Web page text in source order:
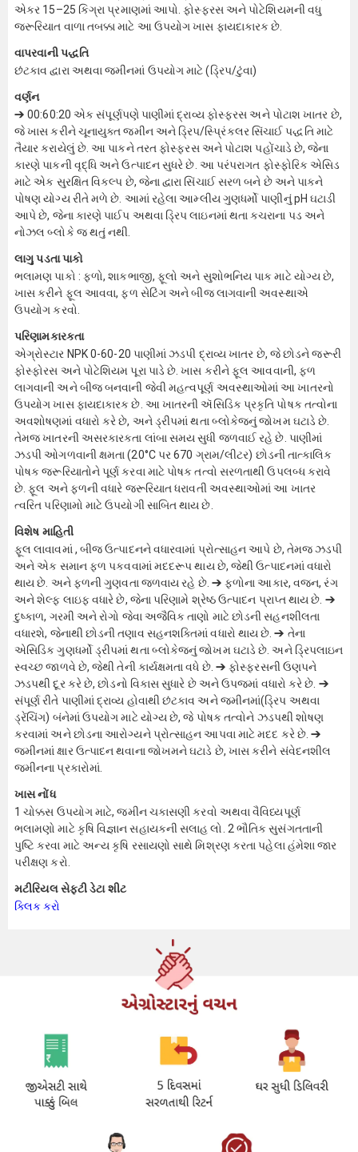
એકર 15–25 કિગ્રા પ્રમાણમાં આપો. ફોસ્ફરસ અને પોટેશિયમની વધુ
જરૂરિયાત વાળા તબક્કા માટે આ ઉપયોગ ખાસ ફાયદાકારક છે.
વાપરવાની પદ્ધતિ
છંટકાવ દ્વારા અથવા જમીનમાં ઉપયોગ માટે (ડ્રિપ/ટુંવા)
વર્ણન
➔ 00:60:20 એક સંપૂર્ણપણે પાણીમાં દ્રાવ્ય ફોસ્ફરસ અને પોટાશ ખાતર છે,
જે ખાસ કરીને ચૂનાયુક્ત જમીન અને ડ્રિપ/સ્પ્રિંકલર સિંચાઈ પદ્ધતિ માટે
તૈયાર કરાયેલું છે. આ પાકને તરત ફોસ્ફરસ અને પોટાશ પહોંચાડે છે, જેના
કારણે પાકની વૃદ્ધિ અને ઉત્પાદન સુધરે છે. આ પરંપરાગત ફોસ્ફોરિક એસિડ
માટે એક સુરક્ષિત વિકલ્પ છે, જેના દ્વારા સિંચાઈ સરળ બને છે અને પાકને
પોષણ યોગ્ય રીતે મળે છે. આમાં રહેલા આમ્લીય ગુણધર્મો પાણીનું pH ઘટાડી
આપે છે, જેના કારણે પાઈપ અથવા ડ્રિપ લાઇનમાં થતા કચરાના પડ અને
નોઝલ બ્લોકે જ થતું નથી.
લાગુ પડતા પાકો
ભલામણ પાકો : ફળો, શાકભાજી, ફૂલો અને સુશોભનિય પાક માટે યોગ્ય છે,
ખાસ કરીને ફૂલ આવવા, ફળ સેટિંગ અને બીજ લાગવાની અવસ્થાએ
ઉપયોગ કરવો.
પરિણામકારકતા
એગ્રોસ્ટાર NPK 0-60-20 પાણીમાં ઝડપી દ્રાવ્ય ખાતર છે, જે છોડને જરૂરી
ફોસ્ફોરસ અને પોટેશિયમ પૂરા પાડે છે. ખાસ કરીને ફૂલ આવવાની, ફળ
લાગવાની અને બીજ બનવાની જેવી મહત્વપૂર્ણ અવસ્થાઓમાં આ ખાતરનો
ઉપયોગ ખાસ ફાયદાકારક છે. આ ખાતરની ઍસિડિક પ્રકૃતિ પોષક તત્વોના
અવશોષણમાં વધારો કરે છે, અને ડ્રીપમાં થતા બ્લોકેજનું જોખમ ઘટાડે છે.
તેમજ ખાતરની અસરકારકતા લાંબા સમય સુધી જળવાઈ રહે છે. પાણીમાં
ઝડપી ઓગળવાની ક્ષમતા (20°C પર 670 ગ્રામ/લીટર) છોડની તાત્કાલિક
પોષક જરૂરિયાતોને પૂર્ણ કરવા માટે પોષક તત્વો સરળતાથી ઉપલબ્ધ કરાવે
છે. ફૂલ અને ફળની વધારે જરૂરિયાત ધરાવતી અવસ્થાઓમાં આ ખાતર
ત્વરિત પરિણામો માટે ઉપયોગી સાબિત થાય છે.
વિશેષ માહિતી
ફૂલ લાવાવમાં , બીજ ઉત્પાદનને વધારવામાં પ્રોત્સાહન આપે છે, તેમજ ઝડપી
અને એક સમાન ફળ પકવવામાં મદદરૂપ થાય છે, જેથી ઉત્પાદનમાં વધારો
થાય છે. અને ફળની ગુણવતા જળવાય રહે છે. ➔ ફળોના આકાર, વજન, રંગ
અને શેલ્ફ લાઇફ વધારે છે, જેના પરિણામે શ્રેષ્ઠ ઉત્પાદન પ્રાપ્ત થાય છે. ➔
દુષ્કાળ, ગરમી અને રોગો જેવા અજૈવિક તાણો માટે છોડની સહનશીલતા
વધારશે, જેનાથી છોડની તણાવ સહનશક્તિમાં વધારો થાય છે. ➔ તેના
એસિડિક ગુણધર્મો ડ્રીપમાં થતા બ્લોકેજનું જોખમ ઘટાડે છે. અને ડ્રિપલાઇન
સ્વચ્છ જાળવે છે, જેથી તેની કાર્યક્ષમતા વધે છે. ➔ ફોસ્ફરસની ઉણપને
ઝડપથી દૂર કરે છે, છોડનો વિકાસ સુધારે છે અને ઉપજમાં વધારો કરે છે. ➔
સંપૂર્ણ રીતે પાણીમાં દ્રાવ્ય હોવાથી છંટકાવ અને જમીનમાં(ડ્રિપ અથવા
ડ્રેંચિંગ) બંનેમાં ઉપયોગ માટે યોગ્ય છે, જે પોષક તત્વોને ઝડપથી શોષણ
કરવામાં અને છોડના આરોગ્યને પ્રોત્સાહન આપવા માટે મદદ કરે છે. ➔
જમીનમાં ક્ષાર ઉત્પાદન થવાના જોખમને ઘટાડે છે, ખાસ કરીને સંવેદનશીલ
જમીનના પ્રકારોમાં.
ખાસ નોંધ
1 ચોક્કસ ઉપયોગ માટે, જમીન ચકાસણી કરવો અથવા વૈવિધ્યપૂર્ણ
ભલામણો માટે કૃષિ વિજ્ઞાન સહાયકની સલાહ લો. 2 ભૌતિક સુસંગતતાની
પુષ્ટિ કરવા માટે અન્ય કૃષિ રસાયણો સાથે મિશ્રણ કરતા પહેલા હંમેશા જાર
પરીક્ષણ કરો.
મટીરિયલ સેફ્ટી ડેટા શીટ
ક્લિક કરો